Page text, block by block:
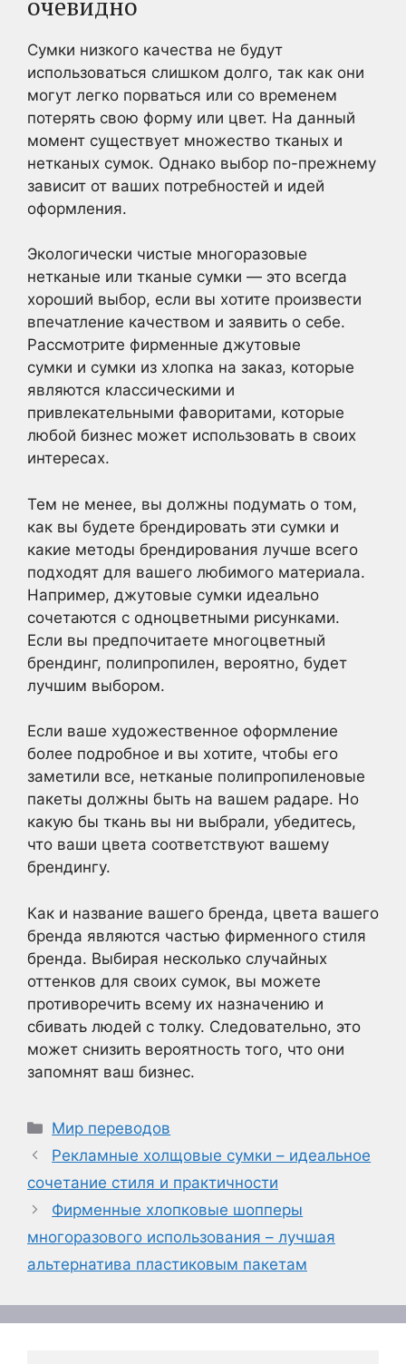
Сумки низкого качества не будут
использоваться слишком долго, так как они
могут легко порваться или со временем
потерять свою форму или цвет. На данный
момент существует множество тканых и
нетканых сумок. Однако выбор по-прежнему
зависит от ваших потребностей и идей
оформления.
Экологически чистые многоразовые
нетканые или тканые сумки — это всегда
хороший выбор, если вы хотите произвести
впечатление качеством и заявить о себе.
Рассмотрите фирменные джутовые
сумки и сумки из хлопка на заказ, которые
являются классическими и
привлекательными фаворитами, которые
любой бизнес может использовать в своих
интересах.
Тем не менее, вы должны подумать о том,
как вы будете брендировать эти сумки и
какие методы брендирования лучше всего
подходят для вашего любимого материала.
Например, джутовые сумки идеально
сочетаются с одноцветными рисунками.
Если вы предпочитаете многоцветный
брендинг, полипропилен, вероятно, будет
лучшим выбором.
Если ваше художественное оформление
более подробное и вы хотите, чтобы его
заметили все, нетканые полипропиленовые
пакеты должны быть на вашем радаре. Но
какую бы ткань вы ни выбрали, убедитесь,
что ваши цвета соответствуют вашему
брендингу.
Как и название вашего бренда, цвета вашего
бренда являются частью фирменного стиля
бренда. Выбирая несколько случайных
оттенков для своих сумок, вы можете
противоречить всему их назначению и
сбивать людей с толку. Следовательно, это
может снизить вероятность того, что они
запомнят ваш бизнес.
Рубрики
Мир переводов
Рекламные холщовые сумки – идеальное
сочетание стиля и практичности
Фирменные хлопковые шопперы
многоразового использования – лучшая
альтернатива пластиковым пакетам